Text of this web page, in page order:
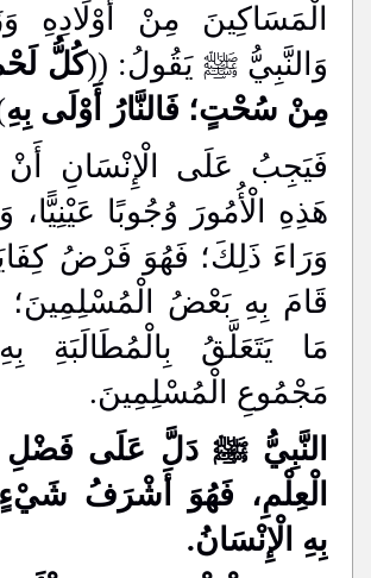
الْمَسَاكِينَ مِنْ أَوْلَادِهِ
وَالنَّبِيُّ ﷺ يَقُولُ: ((كُلُّ
مِنْ سُحْتٍ؛ فَالنَّارُ أَوْلَى بِهِ
فَيَجِبُ عَلَى الْإِنْسَانِ أَنْ
هَذِهِ الْأُمُورَ وُجُوبًا عَيْنِيًّا،
وَرَاءَ ذَلِكَ؛ فَهُوَ فَرْضُ
قَامَ بِهِ بَعْضُ
مَا يَتَعَلَّقُ بِالْمُطَالَبَةِ
مَجْمُوعِ الْمُسْلِمِينَ.
النَّبِيُّ ﷺ دَلَّ عَلَى فَضْلِ
الْعِلْمِ، فَهُوَ أَشْرَفُ
بِهِ الْإِنْسَانُ.